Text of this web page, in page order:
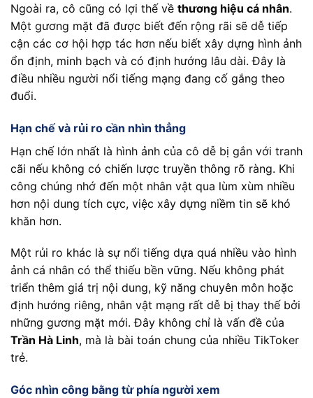
Ngoài ra, cô cũng có lợi thế về thương hiệu cá nhân.
Một gương mặt đã được biết đến rộng rãi sẽ dễ tiếp
cận các cơ hội hợp tác hơn nếu biết xây dựng hình ảnh
ổn định, minh bạch và có định hướng lâu dài. Đây là
điều nhiều người nổi tiếng mạng đang cố gắng theo
đuổi.
Hạn chế và rủi ro cần nhìn thẳng
Hạn chế lớn nhất là hình ảnh của cô dễ bị gắn với tranh
cãi nếu không có chiến lược truyền thông rõ ràng. Khi
công chúng nhớ đến một nhân vật qua lùm xùm nhiều
hơn nội dung tích cực, việc xây dựng niềm tin sẽ khó
khăn hơn.
Một rủi ro khác là sự nổi tiếng dựa quá nhiều vào hình
ảnh cá nhân có thể thiếu bền vững. Nếu không phát
triển thêm giá trị nội dung, kỹ năng chuyên môn hoặc
định hướng riêng, nhân vật mạng rất dễ bị thay thế bởi
những gương mặt mới. Đây không chỉ là vấn đề của
Trần Hà Linh, mà là bài toán chung của nhiều TikToker
trẻ.
Góc nhìn công bằng từ phía người xem